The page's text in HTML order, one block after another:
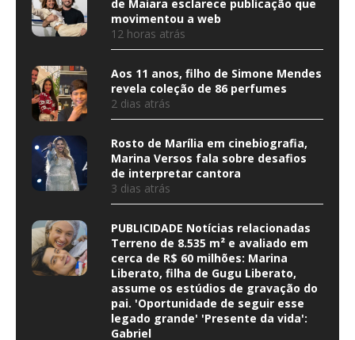
de Maiara esclarece publicação que
movimentou a web
12 horas atrás
Aos 11 anos, filho de Simone Mendes
revela coleção de 86 perfumes
2 dias atrás
Rosto de Marília em cinebiografia,
Marina Versos fala sobre desafios
de interpretar cantora
3 dias atrás
PUBLICIDADE Notícias relacionadas
Terreno de 8.535 m² e avaliado em
cerca de R$ 60 milhões: Marina
Liberato, filha de Gugu Liberato,
assume os estúdios de gravação do
pai. 'Oportunidade de seguir esse
legado grande' 'Presente da vida':
Gabriel